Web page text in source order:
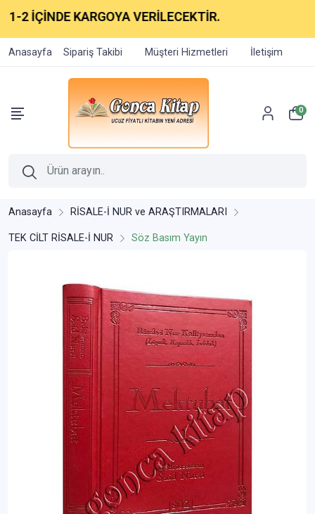
KARGOYA VERİLECEKTİR.
Anasayfa Sipariş Takibi Müşteri Hizmetleri İletişim
0
Anasayfa RİSALE-İ NUR ve ARAŞTIRMALARI
TEK CİLT RİSALE-İ NUR Söz Basım Yayın